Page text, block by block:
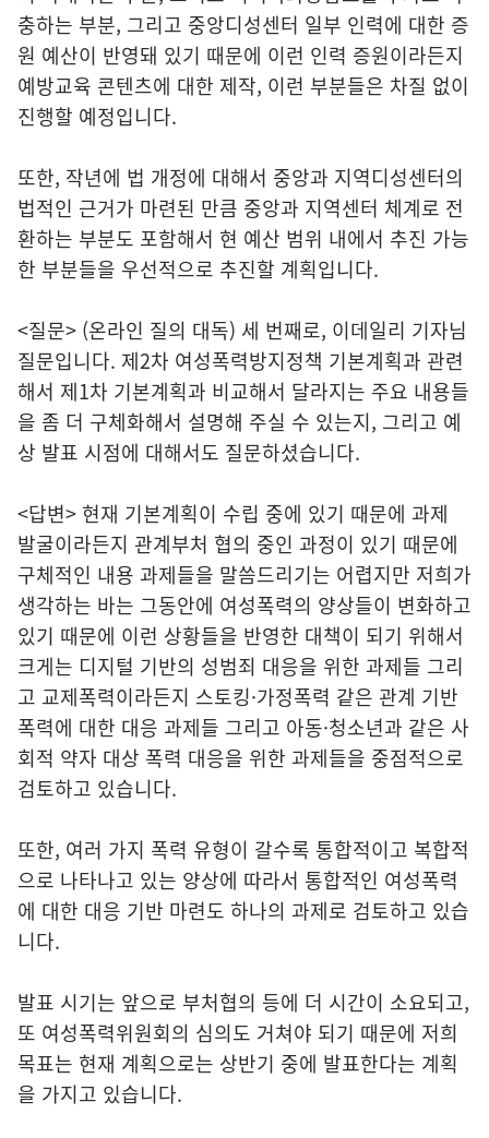
충하는 부분, 그리고 중앙디성센터 일부 인력에 대한 증
원 예산이 반영돼 있기 때문에 이런 인력 증원이라든지
예방교육 콘텐츠에 대한 제작, 이런 부분들은 차질 없이
진행할 예정입니다.
또한, 작년에 법 개정에 대해서 중앙과 지역디성센터의
법적인 근거가 마련된 만큼 중앙과 지역센터 체계로 전
환하는 부분도 포함해서 현 예산 범위 내에서 추진 가능
한 부분들을 우선적으로 추진할 계획입니다.
<질문> (온라인 질의 대독) 세 번째로, 이데일리 기자님
질문입니다. 제2차 여성폭력방지정책 기본계획과 관련
해서 제1차 기본계획과 비교해서 달라지는 주요 내용들
을 좀 더 구체화해서 설명해 주실 수 있는지, 그리고 예
상 발표 시점에 대해서도 질문하셨습니다.
<답변> 현재 기본계획이 수립 중에 있기 때문에 과제
발굴이라든지 관계부처 협의 중인 과정이 있기 때문에
구체적인 내용 과제들을 말씀드리기는 어렵지만 저희가
생각하는 바는 그동안에 여성폭력의 양상들이 변화하고
있기 때문에 이런 상황들을 반영한 대책이 되기 위해서
크게는 디지털 기반의 성범죄 대응을 위한 과제들 그리
고 교제폭력이라든지 스토킹·가정폭력 같은 관계 기반
폭력에 대한 대응 과제들 그리고 아동·청소년과 같은 사
회적 약자 대상 폭력 대응을 위한 과제들을 중점적으로
검토하고 있습니다.
또한, 여러 가지 폭력 유형이 갈수록 통합적이고 복합적
으로 나타나고 있는 양상에 따라서 통합적인 여성폭력
에 대한 대응 기반 마련도 하나의 과제로 검토하고 있습
니다.
발표 시기는 앞으로 부처협의 등에 더 시간이 소요되고,
또 여성폭력위원회의 심의도 거쳐야 되기 때문에 저희
목표는 현재 계획으로는 상반기 중에 발표한다는 계획
을 가지고 있습니다.